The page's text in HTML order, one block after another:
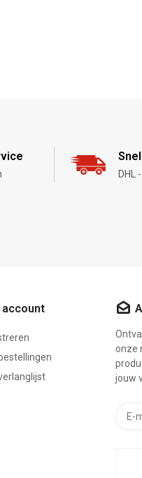
DHL
account
onze
jouw